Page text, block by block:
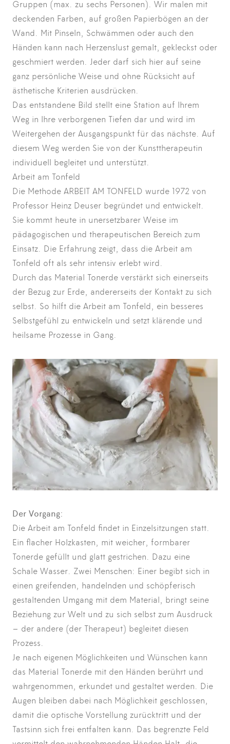
Gruppen (max. zu sechs Personen). Wir malen mit
deckenden Farben, auf großen Papierbögen an der
Wand. Mit Pinseln, Schwämmen oder auch den
Händen kann nach Herzenslust gemalt, gekleckst oder
geschmiert werden. Jeder darf sich hier auf seine
ganz persönliche Weise und ohne Rücksicht auf
ästhetische Kriterien ausdrücken.
Das entstandene Bild stellt eine Station auf Ihrem
Weg in Ihre verborgenen Tiefen dar und wird im
Weitergehen der Ausgangspunkt für das nächste. Auf
diesem Weg werden Sie von der Kunsttherapeutin
individuell begleitet und unterstützt.
Arbeit am Tonfeld
Die Methode ARBEIT AM TONFELD wurde 1972 von
Professor Heinz Deuser begründet und entwickelt.
Sie kommt heute in unersetzbarer Weise im
pädagogischen und therapeutischen Bereich zum
Einsatz. Die Erfahrung zeigt, dass die Arbeit am
Tonfeld oft als sehr intensiv erlebt wird.
Durch das Material Tonerde verstärkt sich einerseits
der Bezug zur Erde, andererseits der Kontakt zu sich
selbst. So hilft die Arbeit am Tonfeld, ein besseres
Selbstgefühl zu entwickeln und setzt klärende und
heilsame Prozesse in Gang.
Der Vorgang:
Die Arbeit am Tonfeld findet in Einzelsitzungen statt.
Ein flacher Holzkasten, mit weicher, formbarer
Tonerde gefüllt und glatt gestrichen. Dazu eine
Schale Wasser. Zwei Menschen: Einer begibt sich in
einen greifenden, handelnden und schöpferisch
gestaltenden Umgang mit dem Material, bringt seine
Beziehung zur Welt und zu sich selbst zum Ausdruck
– der andere (der Therapeut) begleitet diesen
Prozess.
Je nach eigenen Möglichkeiten und Wünschen kann
das Material Tonerde mit den Händen berührt und
wahrgenommen, erkundet und gestaltet werden. Die
Augen bleiben dabei nach Möglichkeit geschlossen,
damit die optische Vorstellung zurücktritt und der
Tastsinn sich frei entfalten kann. Das begrenzte Feld